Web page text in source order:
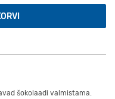
kogus
šokolaadi valmistama.